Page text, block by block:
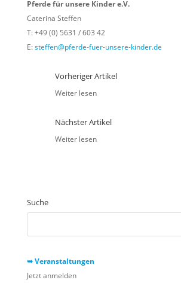
Pferde für unsere Kinder e.V.
Caterina Steffen
T: +49 (0) 5631 / 603 42
E:steffen@pferde-fuer-unsere-kinder.de
Vorheriger Artikel
Weiter lesen
Nächster Artikel
Weiter lesen
Suche
➥ Veranstaltungen
Jetzt anmelden